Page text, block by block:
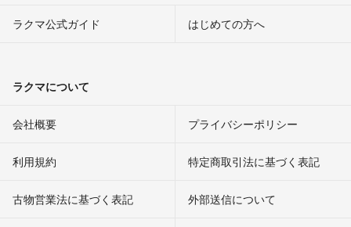
ラクマ公式ガイド はじめての方へ
ラクマについて
会社概要 プライバシーポリシー
利用規約 特定商取引法に基づく表記
古物営業法に基づく表記 外部送信について